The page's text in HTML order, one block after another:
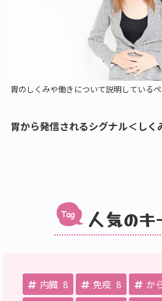
胃から発信されるシグナル＜しく
胃のしくみや働きについて説明しているペ
人気のキ
内臓 8 免疫 8 か